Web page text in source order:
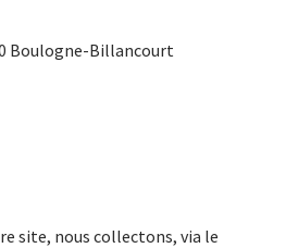
Boulogne-Billancourt
site, nous collectons, via le